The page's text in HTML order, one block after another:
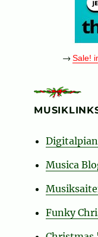
→Sale!
Musica
Funky